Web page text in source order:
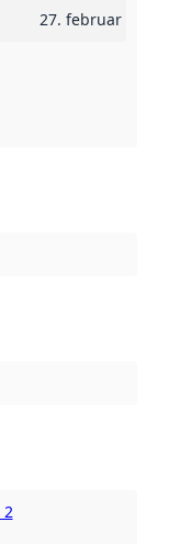
27. februar 2024
2